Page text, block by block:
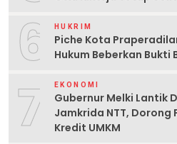
6 HUKRIM
Piche Kota
Hukum Beberkan Bukti
7 EKONOMI
Gubernur Melki Lantik
Jamkrida NTT, Dorong
Kredit UMKM